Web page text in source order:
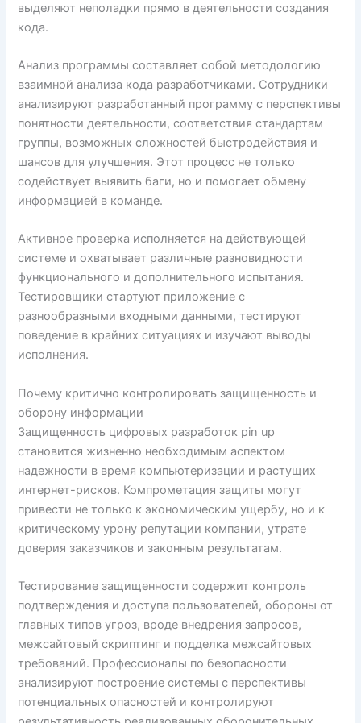
выделяют неполадки прямо в деятельности создания
кода.
Анализ программы составляет собой методологию
взаимной анализа кода разработчиками. Сотрудники
анализируют разработанный программу с перспективы
понятности деятельности, соответствия стандартам
группы, возможных сложностей быстродействия и
шансов для улучшения. Этот процесс не только
содействует выявить баги, но и помогает обмену
информацией в команде.
Активное проверка исполняется на действующей
системе и охватывает различные разновидности
функционального и дополнительного испытания.
Тестировщики стартуют приложение с
разнообразными входными данными, тестируют
поведение в крайних ситуациях и изучают выводы
исполнения.
Почему критично контролировать защищенность и
оборону информации
Защищенность цифровых разработок pin up
становится жизненно необходимым аспектом
надежности в время компьютеризации и растущих
интернет-рисков. Компрометация защиты могут
привести не только к экономическим ущербу, но и к
критическому урону репутации компании, утрате
доверия заказчиков и законным результатам.
Тестирование защищенности содержит контроль
подтверждения и доступа пользователей, обороны от
главных типов угроз, вроде внедрения запросов,
межсайтовый скриптинг и подделка межсайтовых
требований. Профессионалы по безопасности
анализируют построение системы с перспективы
потенциальных опасностей и контролируют